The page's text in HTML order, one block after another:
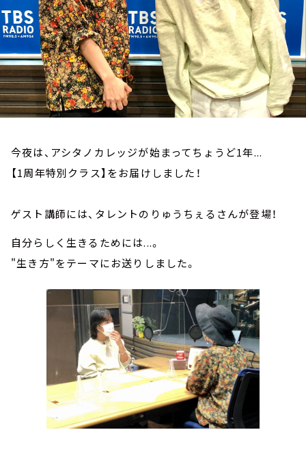
今夜は、アシタノカレッジが始まってちょうど1年...
【1周年特別クラス】をお届けしました！
ゲスト講師には、タレントのりゅうちぇるさんが登場！
自分らしく生きるためには...。
"生き方"をテーマにお送りしました。